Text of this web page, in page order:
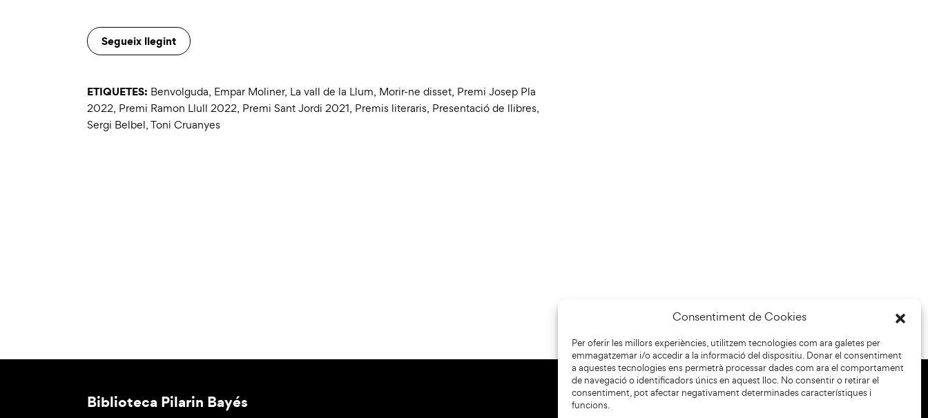
Consentiment de Cookies
Per oferir les millors experiències, utilitzem tecnologies com ara galetes per
emmagatzemar i/o accedir a la informació del dispositiu. Donar el consentiment
a aquestes tecnologies ens permetrà processar dades com ara el comportament
de navegació o identificadors únics en aquest lloc. No consentir o retirar el
consentiment, pot afectar negativament determinades característiques i
funcions.
Segueix llegint
ETIQUETES: Benvolguda, Empar Moliner, La vall de la Llum, Morir-ne disset, Premi Josep Pla
2022, Premi Ramon Llull 2022, Premi Sant Jordi 2021, Premis literaris, Presentació de llibres,
Sergi Belbel,Toni Cruanyes
Biblioteca Pilarin Bayés